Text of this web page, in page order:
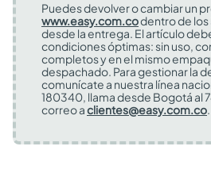
Puedes devolver o cambiar un
www.easy.com.codentro de los
desde la entrega. El artículo
condiciones óptimas: sin uso,
completos y en el mismo
despachado. Para gestionar la
comunícate a nuestra línea
180340, llama desde Bogotá al
correo aclientes@easy.com.co.